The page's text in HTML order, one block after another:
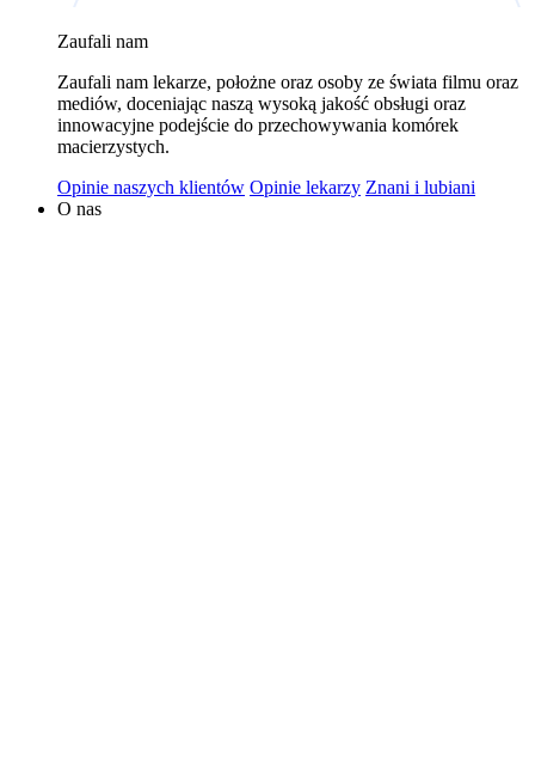
siedzibą w Warszawie. Niezależnymi administratorami
danych mogą być także nasi partnerzy. Informacje na
temat wykorzystywanych plików cookies i przetwarzania
znajduje się wPolityce Prywatności.
Zaufali nam
Zaufali nam lekarze, położne oraz osoby ze świata filmu oraz
mediów, doceniając naszą wysoką jakość obsługi oraz
innowacyjne podejście do przechowywania komórek
macierzystych.
Opinie naszych klientów Opinie lekarzy Znani i lubiani
O nas